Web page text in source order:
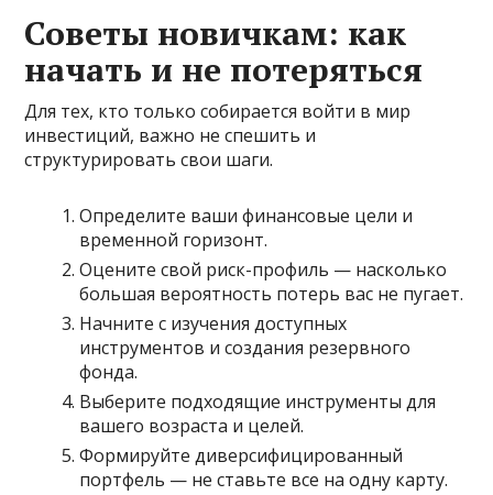
Советы новичкам: как
начать и не потеряться
Для тех, кто только собирается войти в мир
инвестиций, важно не спешить и
структурировать свои шаги.
Определите ваши финансовые цели и
временной горизонт.
Оцените свой риск-профиль — насколько
большая вероятность потерь вас не пугает.
Начните с изучения доступных
инструментов и создания резервного
фонда.
Выберите подходящие инструменты для
вашего возраста и целей.
Формируйте диверсифицированный
портфель — не ставьте все на одну карту.